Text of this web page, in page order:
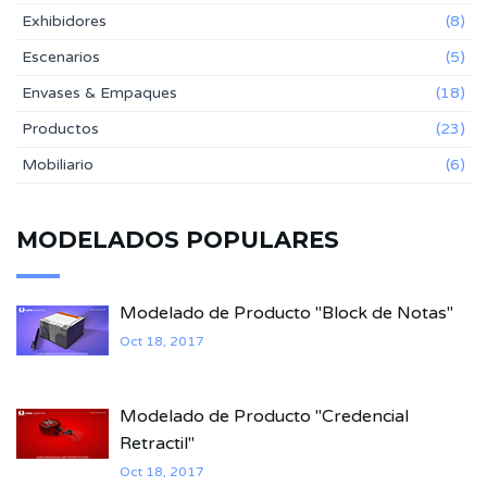
Exhibidores
(8)
Escenarios
(5)
Envases & Empaques
(18)
Productos
(23)
Mobiliario
(6)
MODELADOS POPULARES
Modelado de Producto "Block de Notas"
Oct 18, 2017
Modelado de Producto "Credencial
Retractil"
Oct 18, 2017